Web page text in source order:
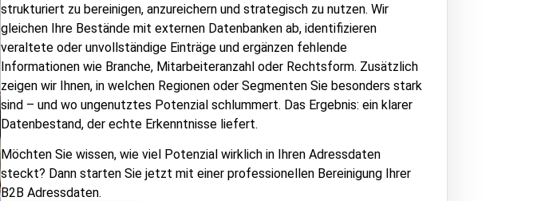
strukturiert zu bereinigen, anzureichern und strategisch zu nutzen. Wir
gleichen Ihre Bestände mit externen Datenbanken ab, identifizieren
veraltete oder unvollständige Einträge und ergänzen fehlende
Informationen wie Branche, Mitarbeiteranzahl oder Rechtsform. Zusätzlich
zeigen wir Ihnen, in welchen Regionen oder Segmenten Sie besonders stark
sind – und wo ungenutztes Potenzial schlummert. Das Ergebnis: ein klarer
Datenbestand, der echte Erkenntnisse liefert.
Möchten Sie wissen, wie viel Potenzial wirklich in Ihren Adressdaten
steckt? Dann starten Sie jetzt mit einer professionellen Bereinigung Ihrer
B2B Adressdaten.